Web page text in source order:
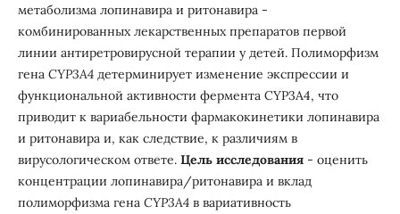
метаболизма лопинавира и ритонавира -
комбинированных лекарственных препаратов первой
линии антиретровирусной терапии у детей. Полиморфизм
гена CYP3A4детерминирует изменение экспрессии и
функциональной активности фермента CYP3A4, что
приводит к вариабельности фармакокинетики лопинавира
и ритонавира и, как следствие, к различиям в
вирусологическом ответе. Цель исследования- оценить
концентрации лопинавира/ритонавира и вклад
полиморфизма гена CYP3A4в вариативность